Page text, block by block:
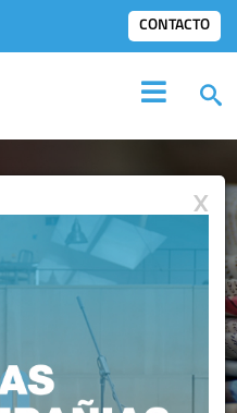
CONTACTO
MEDIOS
X